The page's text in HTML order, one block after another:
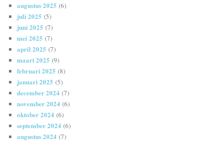
augustus 2025 (6)
juli 2025 (5)
juni 2025 (7)
mei 2025 (7)
april 2025 (7)
maart 2025 (9)
februari 2025 (8)
januari 2025 (5)
december 2024 (7)
november 2024 (6)
oktober 2024 (6)
september 2024 (6)
augustus 2024 (7)